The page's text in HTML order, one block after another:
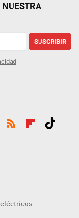
SUSCRIBIR